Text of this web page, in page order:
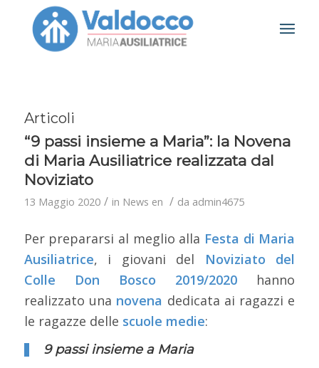
Articoli
“9 passi insieme a Maria”: la Novena
di Maria Ausiliatrice realizzata dal
Noviziato
13 Maggio 2020 / in News en / da admin4675
Per prepararsi al meglio alla Festa di Maria
Ausiliatrice, i giovani del Noviziato del
Colle Don Bosco 2019/2020 hanno
realizzato una novena dedicata ai ragazzi e
le ragazze delle scuole medie:
9 passi insieme a Maria